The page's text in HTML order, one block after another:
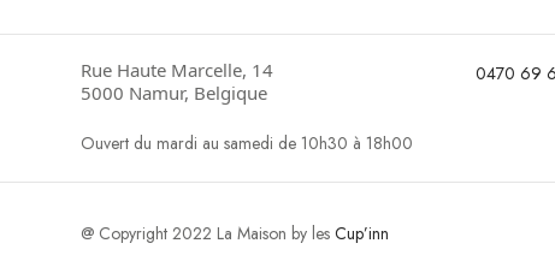
Rue Haute Marcelle, 14
5000 Namur, Belgique
Ouvert du mardi au samedi de 10h30 à 18h00
0470 69
@ Copyright 2022 La Maison by lesCup’inn